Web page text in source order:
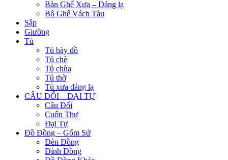
Bàn Ghế Xưa – Dáng lạ
Bộ Ghế Vách Tàu
Sập
Giường
Tủ
Tủ bày đồ
Tủ chè
Tủ chùa
Tủ thờ
Tủ xưa dáng lạ
CÂU ĐỐI – ĐẠI TỰ
Câu Đối
Cuốn Thư
Đại Tự
Đồ Đồng – Gốm Sứ
Đèn Đồng
Đỉnh Đồng